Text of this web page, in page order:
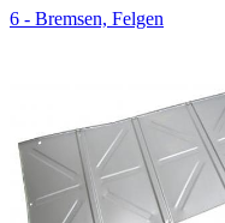
6 - Bremsen, Felgen